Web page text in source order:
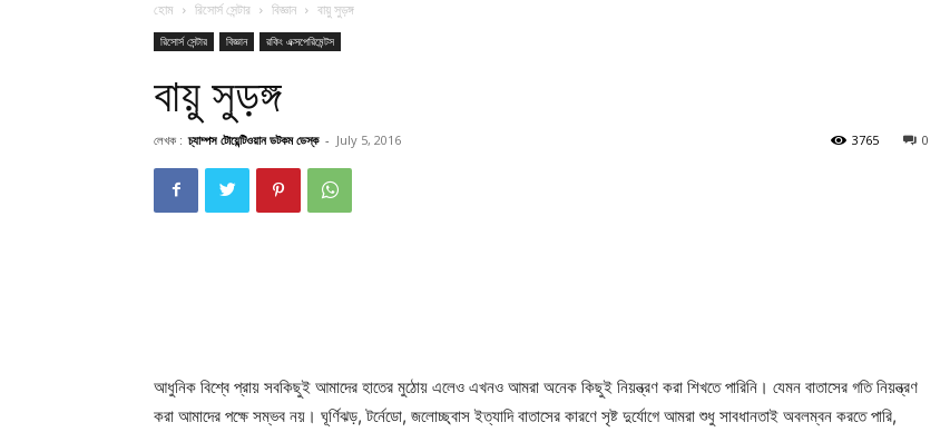
হোম রিসোর্স সেন্টার বিজ্ঞান বায়ু সুড়ঙ্গ
রিসোর্স সেন্টার বিজ্ঞান রকিং এক্সপেরিমেন্টস
বায়ু সুড়ঙ্গ
লেখক : চ্যাম্পস টোয়েন্টিওয়ান ডটকম ডেস্ক - July 5, 2016 0
3765
আধুনিক বিশ্বে প্রায় সবকিছুই আমাদের হাতের মুঠোয় এলেও এখনও আমরা অনেক কিছুই নিয়ন্ত্রণ করা শিখতে পারিনি। যেমন বাতাসের গতি নিয়ন্ত্রণ
করা আমাদের পক্ষে সম্ভব নয়। ঘূর্ণিঝড়, টর্নেডো, জলোচ্ছ্বাস ইত্যাদি বাতাসের কারণে সৃষ্ট দুর্যোগে আমরা শুধু সাবধানতাই অবলম্বন করতে পারি,